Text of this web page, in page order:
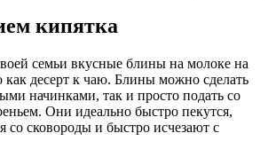
кипятка
семьи вкусные блины на молоке на
как десерт к чаю. Блины можно сделать
начинками, так и просто подать со
Они идеально быстро пекутся,
со сковороды и быстро исчезают с